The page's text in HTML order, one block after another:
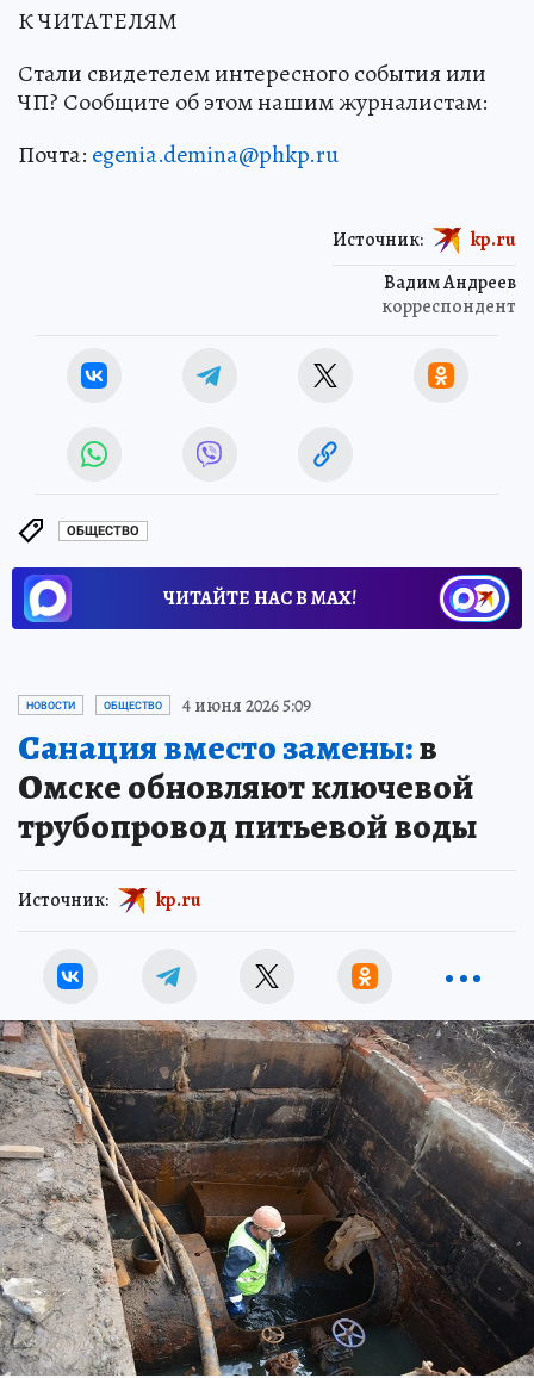
К ЧИТАТЕЛЯМ
Стали свидетелем интересного события или
ЧП? Сообщите об этом нашим журналистам:
Почта: egenia.demina@phkp.ru
Вадим Андреев
корреспондент
Источник: kp.ru
ОБЩЕСТВО
ЧИТАЙТЕ НАС В МАХ!
НОВОСТИ ОБЩЕСТВО 4 июня 2026 5:09
Санация вместо замены:в
Омске обновляют ключевой
трубопровод питьевой воды
Источник: kp.ru